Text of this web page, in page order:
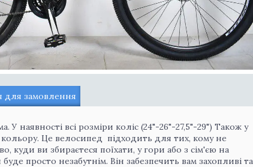
для замовлення
наявності всі розміри коліс (24"-26"-27,5"-29") Також у
кольору. Це велосипед підходить для тих, кому не
куди ви збираєтеся поїхати, у гори або з сім'єю на
просто незабутнім. Він забезпечить вам захопливі та